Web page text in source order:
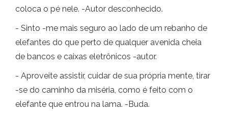
coloca o pé nele. -Autor desconhecido.
- Sinto -me mais seguro ao lado de um rebanho de
elefantes do que perto de qualquer avenida cheia
de bancos e caixas eletrônicos -autor.
- Aproveite assistir, cuidar de sua própria mente, tirar
-se do caminho da miséria, como é feito com o
elefante que entrou na lama. -Buda.